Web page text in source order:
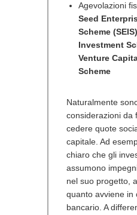
Agevolazioni
Seed
Scheme (SEIS)
Investment
Venture
Scheme
Naturalmente
considerazioni da
cedere quote
capitale. Ad
chiaro che gli
assumono
nel suo progetto,
quanto avviene in
bancario. A